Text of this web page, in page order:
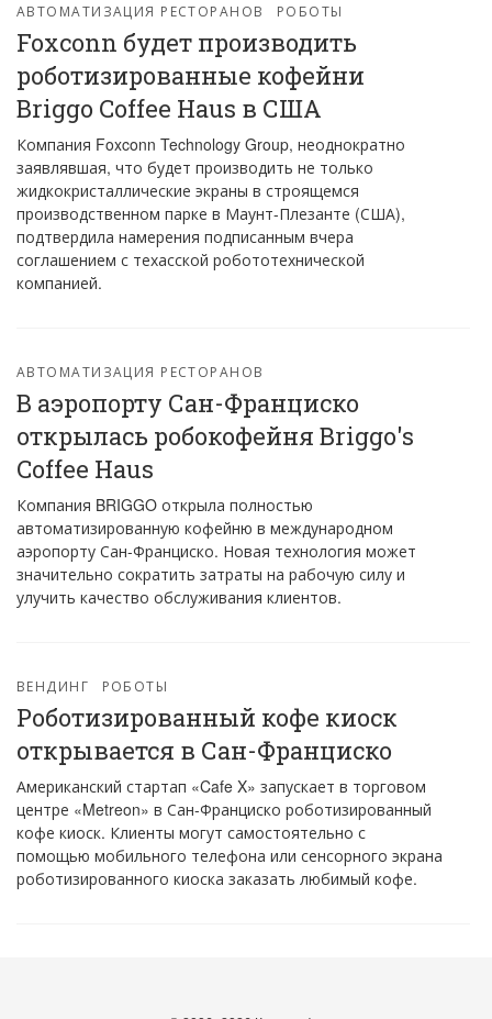
АВТОМАТИЗАЦИЯ РЕСТОРАНОВ РОБОТЫ
Foxconn будет производить
роботизированные кофейни
Briggo Coffee Haus в США
Компания Foxconn Technology Group, неоднократно
заявлявшая, что будет производить не только
жидкокристаллические экраны в строящемся
производственном парке в Маунт-Плезанте (США),
подтвердила намерения подписанным вчера
соглашением с техасской робототехнической
компанией.
АВТОМАТИЗАЦИЯ РЕСТОРАНОВ
В аэропорту Сан-Франциско
открылась робокофейня Briggo's
Coffee Haus
Компания BRIGGO открыла полностью
автоматизированную кофейню в международном
аэропорту Сан-Франциско. Новая технология может
значительно сократить затраты на рабочую силу и
улучить качество обслуживания клиентов.
ВЕНДИНГ РОБОТЫ
Роботизированный кофе киоск
открывается в Сан-Франциско
Американский стартап «Cafe X» запускает в торговом
центре «Metreon» в Сан-Франциско роботизированный
кофе киоск. Клиенты могут самостоятельно с
помощью мобильного телефона или сенсорного экрана
роботизированного киоска заказать любимый кофе.